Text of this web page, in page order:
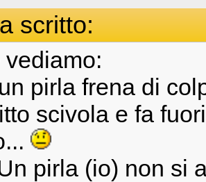
scritto:
pirla frena di
scivola e fa
pirla (io) non si